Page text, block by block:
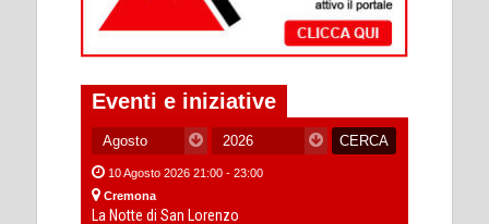
Eventi e iniziative
10 Agosto 2026 21:00 - 23:00
Cremona
La Notte di San Lorenzo